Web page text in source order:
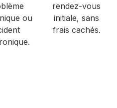
ou
rendez-vous
initiale, sans
frais cachés.